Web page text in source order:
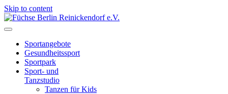
Skip to content
Sportangebote
Gesundheitssport
Sportpark
Sport- und
Tanzstudio
Tanzen für Kids